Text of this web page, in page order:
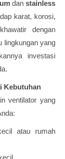
dan stainless
karat, korosi,
dengan
lingkungan yang
investasi
Kebutuhan
ventilator yang
atau rumah